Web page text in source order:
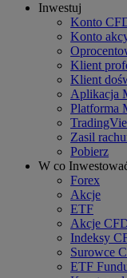
Inwestuj
Konto
Konto
Klient
Klient
Aplikacja
Platforma
Zasil
Pobierz
W co
Forex
Akcje
ETF
Akcje
Indeksy
Surowce
ETF